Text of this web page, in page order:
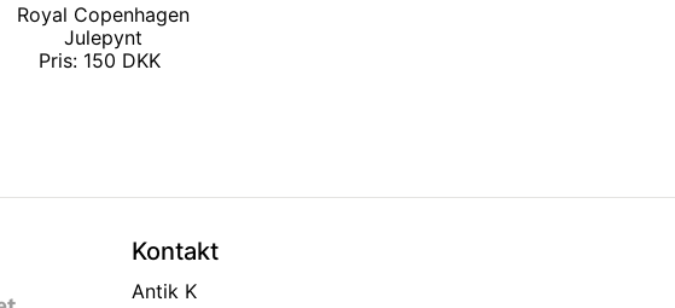
Royal Copenhagen
Julepynt
Pris: 150 DKK
Kontakt
Antik K